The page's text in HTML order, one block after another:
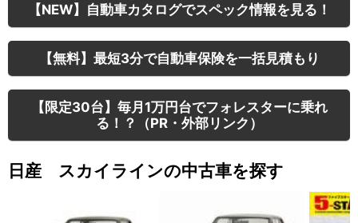
【NEW】自動車カタログでスペック情報を見る！
【無料】最短3分で自動車保険を一括見積もり
【限定30台】毎月1万円台でフォレスターに乗れ
る！？（PR・外部リンク）
日産 スカイラインの中古車を探す